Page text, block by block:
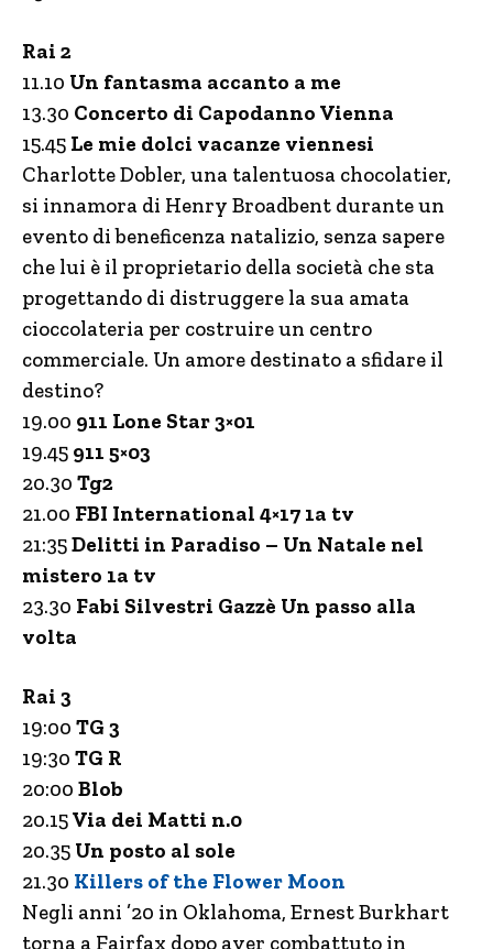
Rai 2
11.10 Un fantasma accanto a me
13.30 Concerto di Capodanno Vienna
15.45 Le mie dolci vacanze viennesi
Charlotte Dobler, una talentuosa chocolatier,
si innamora di Henry Broadbent durante un
evento di beneficenza natalizio, senza sapere
che lui è il proprietario della società che sta
progettando di distruggere la sua amata
cioccolateria per costruire un centro
commerciale. Un amore destinato a sfidare il
destino?
19.00 911 Lone Star 3×01
19.45 911 5×03
20.30 Tg2
21.00 FBI International 4×17 1a tv
21:35Delitti in Paradiso – Un Natale nel
mistero 1a tv
23.30 Fabi Silvestri Gazzè Un passo alla
volta
Rai 3
19:00 TG 3
19:30 TG R
20:00 Blob
20.15Via dei Matti n.0
20.35 Un posto al sole
21.30 Killers of the Flower Moon
Negli anni ’20 in Oklahoma, Ernest Burkhart
torna a Fairfax dopo aver combattuto in